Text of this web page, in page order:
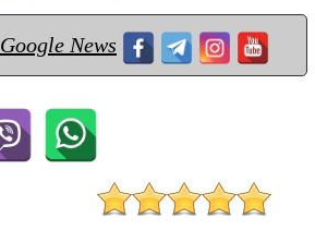
Google News